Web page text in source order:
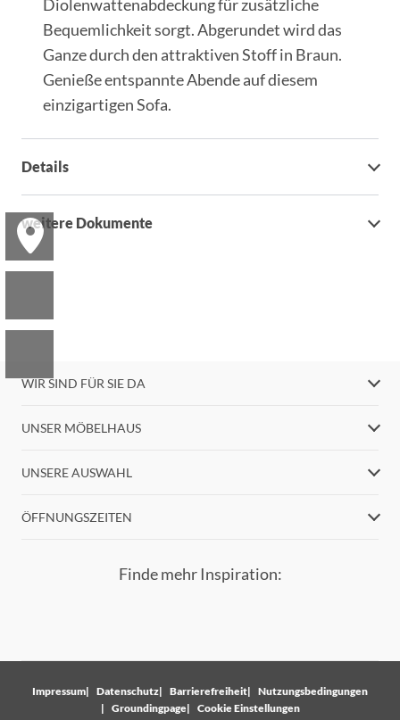
Diolenwattenabdeckung für zusätzliche
Bequemlichkeit sorgt. Abgerundet wird das
Ganze durch den attraktiven Stoff in Braun.
Genieße entspannte Abende auf diesem
einzigartigen Sofa.
Details
weitere Dokumente
WIR SIND FÜR SIE DA
UNSER MÖBELHAUS
UNSERE AUSWAHL
ÖFFNUNGSZEITEN
Finde mehr Inspiration:
Impressum Datenschutz Barrierefreiheit
Nutzungsbedingungen
Groundingpage
Cookie Einstellungen